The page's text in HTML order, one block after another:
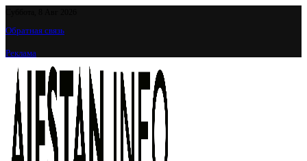
Обратная связь
Реклама